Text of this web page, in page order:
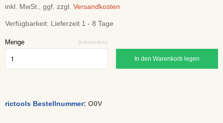
inkl. MwSt., ggf. zzgl. Versandkosten
Verfügbarkeit: Lieferzeit 1 - 8 Tage
Menge (erforderlich)
In den Warenkorb legen
rictools Bestellnummer: O0V